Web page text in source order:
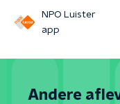
NPO Luister
app
Andere